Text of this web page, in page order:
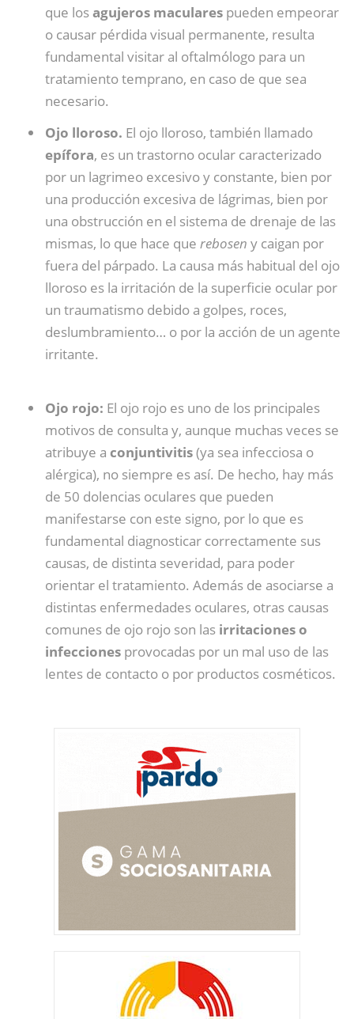
que losagujeros maculares pueden empeorar
o causar pérdida visual permanente, resulta
fundamental visitar al oftalmólogo para un
tratamiento temprano, en caso de que sea
necesario.
Ojo lloroso. El ojo lloroso, también llamado
epífora, es un trastorno ocular caracterizado
por un lagrimeo excesivo y constante, bien por
una producción excesiva de lágrimas, bien por
una obstrucción en el sistema de drenaje de las
mismas, lo que hace que rebosen y caigan por
fuera del párpado. La causa más habitual del ojo
lloroso es la irritación de la superficie ocular por
un traumatismo debido a golpes, roces,
deslumbramiento… o por la acción de un agente
irritante.
Ojo rojo: El ojo rojo es uno de los principales
motivos de consulta y, aunque muchas veces se
atribuye a conjuntivitis(ya sea infecciosa o
alérgica), no siempre es así. De hecho, hay más
de 50 dolencias oculares que pueden
manifestarse con este signo, por lo que es
fundamental diagnosticar correctamente sus
causas, de distinta severidad, para poder
orientar el tratamiento. Además de asociarse a
distintas enfermedades oculares, otras causas
comunes de ojo rojo son las irritaciones o
infecciones provocadas por un mal uso de las
lentes de contacto o por productos cosméticos.